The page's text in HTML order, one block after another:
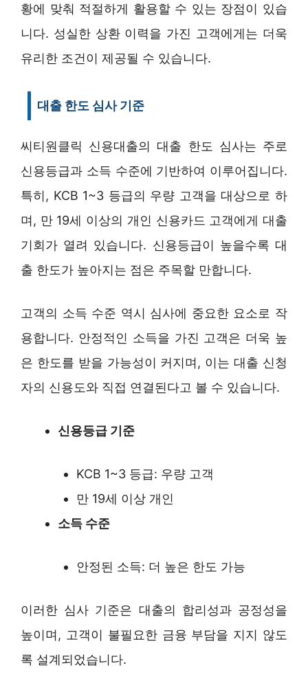
황에 맞춰 적절하게 활용할 수 있는 장점이 있습
니다. 성실한 상환 이력을 가진 고객에게는 더욱
유리한 조건이 제공될 수 있습니다.
대출 한도 심사 기준
씨티원클릭 신용대출의 대출 한도 심사는 주로
신용등급과 소득 수준에 기반하여 이루어집니다.
특히, KCB 1~3 등급의 우량 고객을 대상으로 하
며, 만 19세 이상의 개인 신용카드 고객에게 대출
기회가 열려 있습니다. 신용등급이 높을수록 대
출 한도가 높아지는 점은 주목할 만합니다.
고객의 소득 수준 역시 심사에 중요한 요소로 작
용합니다. 안정적인 소득을 가진 고객은 더욱 높
은 한도를 받을 가능성이 커지며, 이는 대출 신청
자의 신용도와 직접 연결된다고 볼 수 있습니다.
신용등급 기준
KCB 1~3 등급: 우량 고객
만 19세 이상 개인
소득 수준
안정된 소득: 더 높은 한도 가능
이러한 심사 기준은 대출의 합리성과 공정성을
높이며, 고객이 불필요한 금융 부담을 지지 않도
록 설계되었습니다.